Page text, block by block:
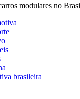
modulares no
brasileira